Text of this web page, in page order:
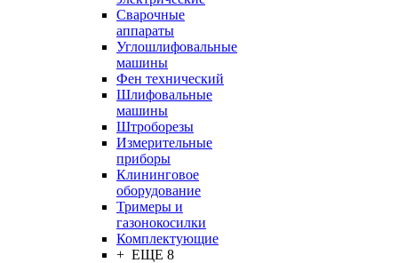
Сварочные
аппараты
Углошлифовальные
машины
Фен технический
Шлифовальные
машины
Штроборезы
Измерительные
приборы
Клининговое
оборудование
Тримеры и
газонокосилки
Комплектующие
+ ЕЩЕ 8